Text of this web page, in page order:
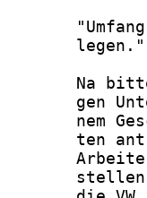
Na
gen
nem
ten